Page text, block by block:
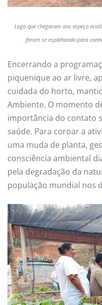
Logo que chegaram aos espeço
foram se espalhando para
Encerrando a
piquenique ao ar livre,
cuidada do horto,
Ambiente. O momento
importância do contato
saúde. Para coroar a
uma muda de planta,
consciência ambiental
pela degradação da
população mundial nos